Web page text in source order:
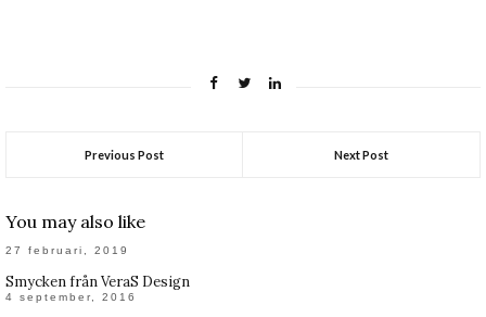
Previous Post Next Post
You may also like
27 februari, 2019
Smycken från VeraS Design
4 september, 2016